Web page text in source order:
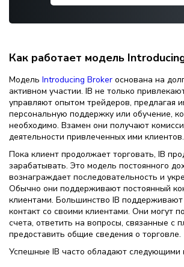
Как работает модель
Модель Introducing Broker основана на
активном участии. IB не только
управляют опытом трейдеров, предлагая
персональную поддержку или обучение,
необходимо. Взамен они получают
деятельности привлеченных ими клиентов.
Пока клиент продолжает торговать, IB
зарабатывать. Это модель постоянного
вознаграждает последовательность и
Обычно они поддерживают постоянный
клиентами. Большинство IB
контакт со своими клиентами. Они могут
счета, ответить на вопросы, связанные с
предоставить общие сведения о торговле.
Успешные IB часто обладают следующими